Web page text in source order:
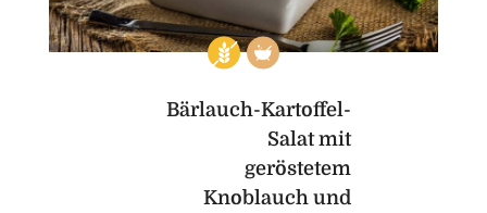
Bärlauch-Kartoffel-
Salat mit
geröstetem
Knoblauch und